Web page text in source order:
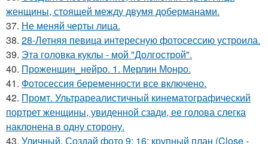
женщины, стоящей между двумя доберманами.
37. Не меняй черты лица.
38. 28-Летняя певица интересную фотосессию устроила.
39. Эта головка куклы - мой "Долгострой".
40. Проженщин_нейро. 1. Мерлин Монро.
41. Фотосессия беременности все включено.
42. Промт. Ультрареалистичный кинематографический
портрет женщины, увиденной сзади, ее голова слегка
наклонена в одну сторону.
43. Уличный. Создай фото 9: 16: крупный план (Close -